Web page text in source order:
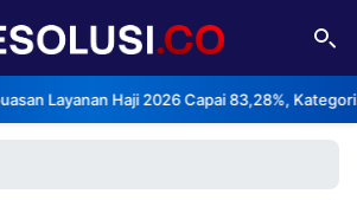
Haji 2026 Capai 83,28%, Kategori
TENTANG
IKLAN